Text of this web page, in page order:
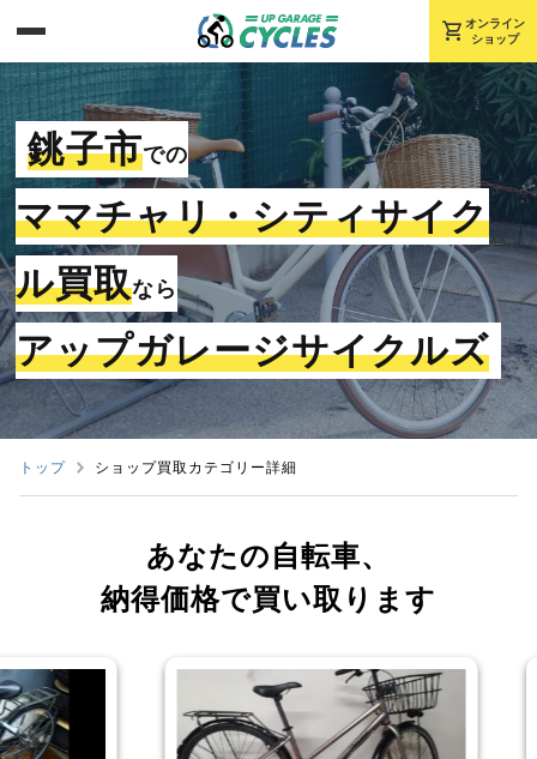
shopping_cart オンライン
ショップ
銚子市での
ママチャリ・シティサイク
ル買取なら
アップガレージサイクルズ
トップ ショップ買取カテゴリー詳細
あなたの自転車、
納得価格で買い取ります